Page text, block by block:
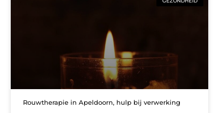
Rouwtherapie in Apeldoorn, hulp bij verwerking